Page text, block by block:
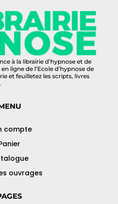
à la librairie d’hypnose et de
ligne de l’Ecole d’hypnose de
et feuilletez les scripts, livres
compte
ouvrages